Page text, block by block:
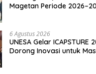
Magetan Periode
6 Agustus 2026
UNESA Gelar ICAPSTURE
Dorong Inovasi untuk